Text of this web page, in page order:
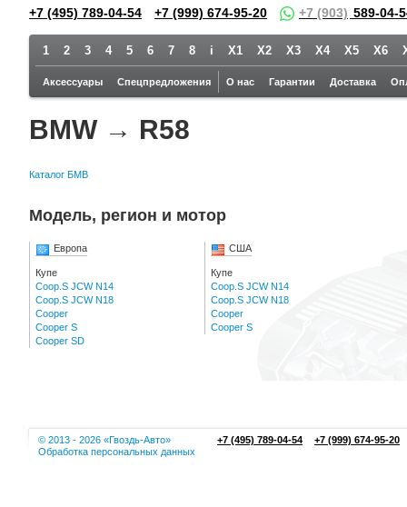
+7 (495) 789-04-54 +7 (999) 674-95-20 +7 (903) 589-04-
1 2 3 4 5 6 7 8 i X1 X2 X3 X4 X5 X6
Аксессуары Спецпредложения О нас Гарантии Доставка
BMW → R58
Каталог БМВ
Модель, регион и мотор
Европа
Купе
Coop.S JCW N14
Coop.S JCW N18
Cooper
Cooper S
Cooper SD
США
Купе
Coop.S JCW N14
Coop.S JCW N18
Cooper
Cooper S
© 2013 - 2026 «Гвоздь-Авто»
Обработка персональных данных
+7 (495) 789-04-54 +7 (999) 674-95-20